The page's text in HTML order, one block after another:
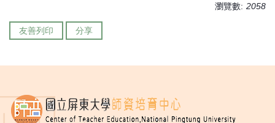
瀏覽數: 2058
友善列印 分享